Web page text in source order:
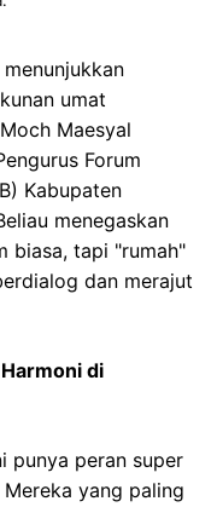
umat
Maesyal
Forum
Kabupaten
menegaskan
biasa, tapi "rumah"
dan merajut
di
punya peran super
yang paling